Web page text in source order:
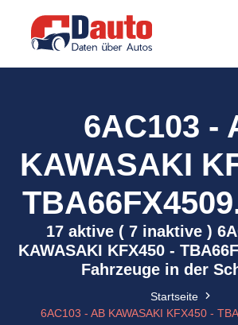
6AC103 -
KAWASAKI
17 aktive ( 7 inaktive )
KAWASAKI KFX450 -
Fahrzeuge in der
Startseite
6AC103 - AB KAWASAKI KFX450 -